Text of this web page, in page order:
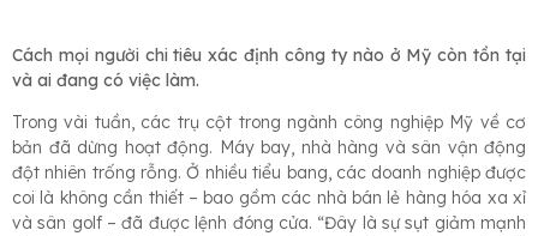
Cách mọi người chi tiêu xác định công ty nào ở Mỹ còn tồn tại
và ai đang có việc làm.
Trong vài tuần, các trụ cột trong ngành công nghiệp Mỹ về cơ
bản đã dừng hoạt động. Máy bay, nhà hàng và sân vận động
đột nhiên trống rỗng. Ở nhiều tiểu bang, các doanh nghiệp được
coi là không cần thiết – bao gồm các nhà bán lẻ hàng hóa xa xỉ
và sân golf – đã được lệnh đóng cửa. “Đây là sự sụt giảm mạnh